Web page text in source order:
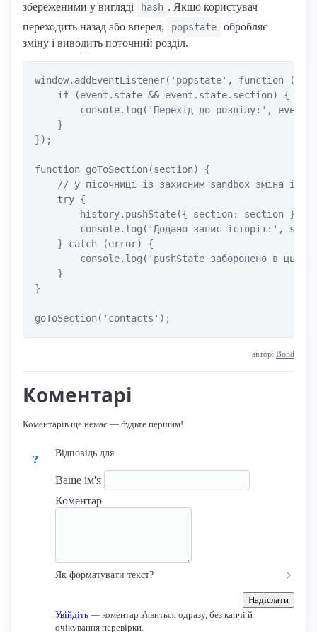
збереженими у вигляді
hash . Якщо користувач
переходить назад або вперед,
popstate
обробляє
зміну і виводить поточний розділ.
window.addEventListener('popstate', function
    if (event.state && event.state.section) {
console.log('Перехід до розділу:',
    }
});
function goToSection(section) {
// у пісочниці із захисним sandbox зміна
    try {
history.pushState({ section: section },
console.log('Додано запис історії:',
    } catch (error) {
console.log('pushState заборонено в
    }
}
goToSection('contacts');
автор: Bond
Коментарі
Коментарів ще немає — будьте першим!
?
Відповідь для
Ваше ім'я
Коментар
Як форматувати текст?
Надіслати
Увійдіть — коментар з'явиться одразу, без капчі й
очікування перевірки.